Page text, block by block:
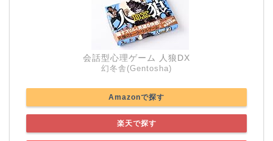
会話型心理ゲーム 人狼DX
幻冬舎(Gentosha)
Amazonで探す
楽天で探す